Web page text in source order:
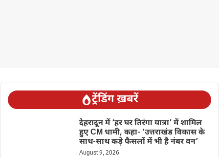
ट्रेंडिंग ख़बरें
देहरादून में ‘हर घर तिरंगा यात्रा’ में शामिल
हुए CM धामी, कहा- ‘उत्तराखंड विकास के
साथ-साथ कड़े फैसलों में भी है नंबर वन’
August 9, 2026